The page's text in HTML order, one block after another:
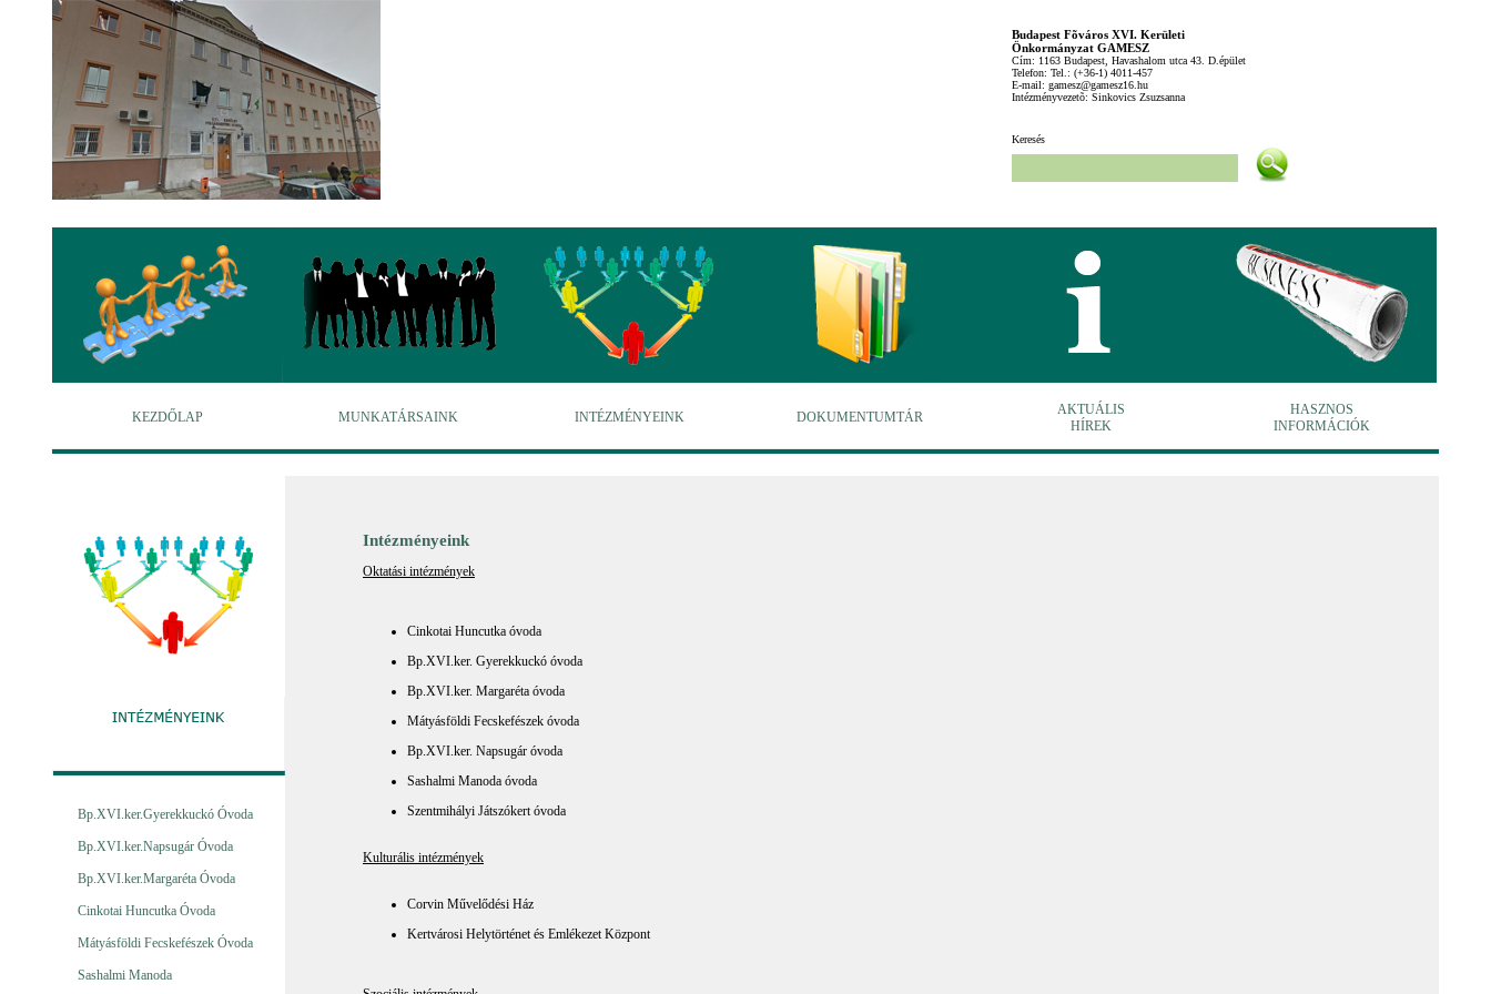
Budapest Fõváros XVI. Kerületi
Önkormányzat GAMESZ
Cím: 1163 Budapest, Havashalom utca 43. D.épület
Telefon: Tel.: (+36-1) 4011-457
E-mail: gamesz@gamesz16.hu
Intézményvezetõ: Sinkovics Zsuzsanna
Keresés
KEZDŐLAP MUNKATÁRSAINK INTÉZMÉNYEINK DOKUMENTUMTÁR
AKTUÁLIS
HÍREK
HASZNOS
INFORMÁCIÓK
Bp.XVI.ker.Gyerekkuckó Óvoda
Bp.XVI.ker.Napsugár Óvoda
Bp.XVI.ker.Margaréta Óvoda
Cinkotai Huncutka Óvoda
Mátyásföldi Fecskefészek Óvoda
Sashalmi Manoda
Intézményeink
Oktatási intézmények
Cinkotai Huncutka óvoda
Bp.XVI.ker. Gyerekkuckó óvoda
Bp.XVI.ker. Margaréta óvoda
Mátyásföldi Fecskefészek óvoda
Bp.XVI.ker. Napsugár óvoda
Sashalmi Manoda óvoda
Szentmihályi Játszókert óvoda
Kulturális intézmények
Corvin Művelődési Ház
Kertvárosi Helytörténet és Emlékezet Központ